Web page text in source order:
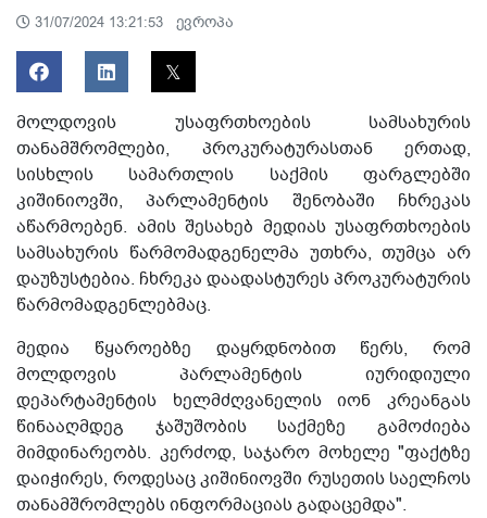
31/07/2024 13:21:53 ევროპა
მოლდოვის უსაფრთხოების სამსახურის
თანამშრომლები, პროკურატურასთან ერთად,
სისხლის სამართლის საქმის ფარგლებში
კიშინიოვში, პარლამენტის შენობაში ჩხრეკას
აწარმოებენ. ამის შესახებ მედიას უსაფრთხოების
სამსახურის წარმომადგენელმა უთხრა, თუმცა არ
დაუზუსტებია. ჩხრეკა დაადასტურეს პროკურატურის
წარმომადგენლებმაც.
მედია წყაროებზე დაყრდნობით წერს, რომ
მოლდოვის პარლამენტის იურიდიული
დეპარტამენტის ხელმძღვანელის იონ კრეანგას
წინააღმდეგ ჯაშუშობის საქმეზე გამოძიება
მიმდინარეობს. კერძოდ, საჯარო მოხელე "ფაქტზე
დაიჭირეს, როდესაც კიშინიოვში რუსეთის საელჩოს
თანამშრომლებს ინფორმაციას გადაცემდა".